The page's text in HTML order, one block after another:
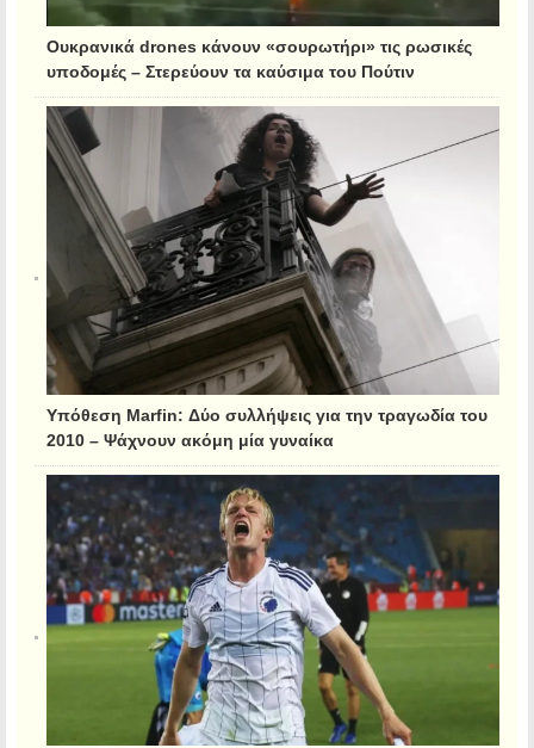
Ουκρανικά drones κάνουν «σουρωτήρι» τις ρωσικές
υποδομές – Στερεύουν τα καύσιμα του Πούτιν
Υπόθεση Marfin: Δύο συλλήψεις για την τραγωδία του
2010 – Ψάχνουν ακόμη μία γυναίκα